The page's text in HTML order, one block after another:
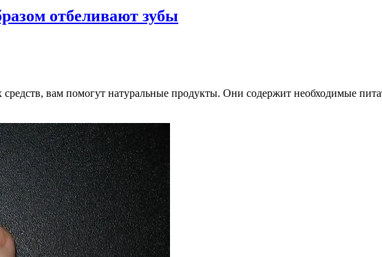
отбеливают зубы
вам помогут натуральные продукты. Они содержит необходимые